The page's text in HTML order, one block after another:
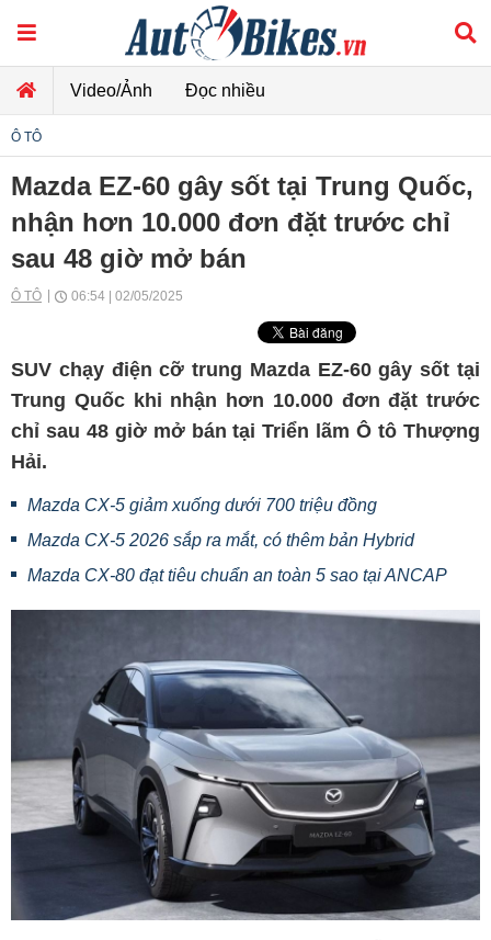
Video/Ảnh Đọc nhiều
Ô TÔ
Mazda EZ-60 gây sốt tại Trung Quốc,
nhận hơn 10.000 đơn đặt trước chỉ
sau 48 giờ mở bán
Ô TÔ 06:54 | 02/05/2025
SUV chạy điện cỡ trung Mazda EZ-60 gây sốt tại
Trung Quốc khi nhận hơn 10.000 đơn đặt trước
chỉ sau 48 giờ mở bán tại Triển lãm Ô tô Thượng
Hải.
Mazda CX-5 giảm xuống dưới 700 triệu đồng
Mazda CX-5 2026 sắp ra mắt, có thêm bản Hybrid
Mazda CX-80 đạt tiêu chuẩn an toàn 5 sao tại ANCAP